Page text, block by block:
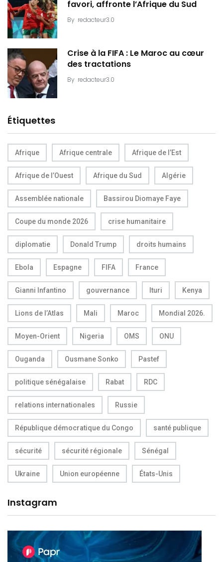
favori, affronte l’Afrique du Sud
By redacteur3.0
Crise à la FIFA : Le Maroc au cœur
des tractations
By redacteur3.0
Étiquettes
Afrique Afrique centrale Afrique de l’Est
Afrique de l’Ouest Afrique du Sud Algérie
Assemblée nationale Bassirou Diomaye Faye
Coupe du monde 2026 crise humanitaire
diplomatie Donald Trump droits humains
Ebola Espagne FIFA France
Gianni Infantino gouvernance Ituri Kenya
Lions de l’Atlas Mali Maroc Mondial 2026.
Moyen-Orient Nigeria OMS ONU
Ouganda Ousmane Sonko Pastef
politique sénégalaise Rabat RDC
relations internationales Russie
République démocratique du Congo santé publique
sécurité sécurité régionale Sénégal
Ukraine Union européenne États-Unis
Instagram